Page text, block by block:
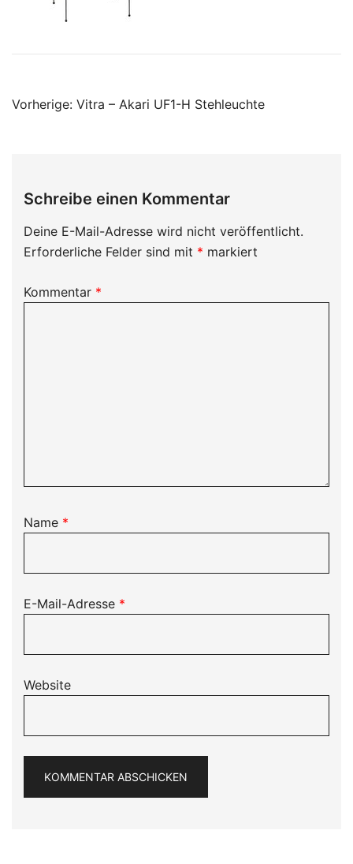
Beitragsnavigation
Vorherige: Vitra – Akari UF1-H Stehleuchte
Schreibe einen Kommentar
Deine E-Mail-Adresse wird nicht veröffentlicht.
Erforderliche Felder sind mit * markiert
Kommentar *
Name *
E-Mail-Adresse *
Website